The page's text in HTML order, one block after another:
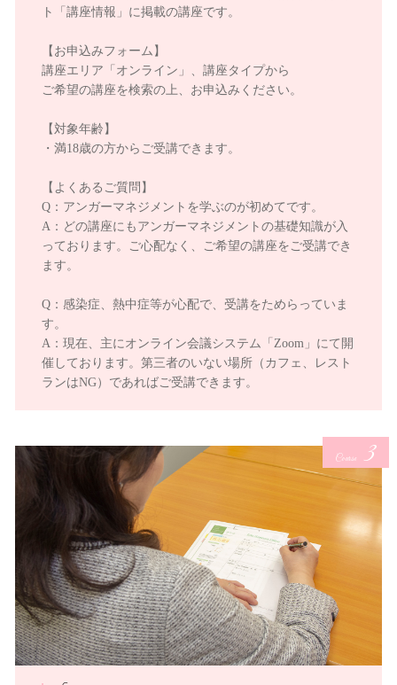
ト「講座情報」に掲載の講座です。
【お申込みフォーム】
講座エリア「オンライン」、講座タイプから
ご希望の講座を検索の上、お申込みください。
【対象年齢】
・満18歳の方からご受講できます。
【よくあるご質問】
Q：アンガーマネジメントを学ぶのが初めてです。
A：どの講座にもアンガーマネジメントの基礎知識が入
っております。ご心配なく、ご希望の講座をご受講でき
ます。
Q：感染症、熱中症等が心配で、受講をためらっていま
す。
A：現在、主にオンライン会議システム「Zoom」にて開
催しております。第三者のいない場所（カフェ、レスト
ランはNG）であればご受講できます。
Course 3